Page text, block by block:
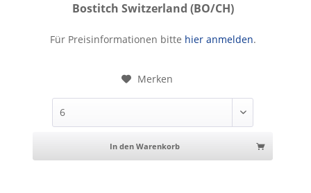
Bostitch Switzerland (BO/CH)
Bostitch Switzerland
Für Preisinformationen bitte hier anmelden.
Merken
In den Warenkorb